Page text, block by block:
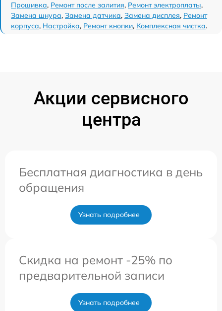
Прошивка, Ремонт после залития, Ремонт электроплаты,
Замена шнура, Замена датчика, Замена дисплея, Ремонт
корпуса, Настройка, Ремонт кнопки, Комплексная чистка.
Акции сервисного
центра
Бесплатная диагностика в день
обращения
Узнать подробнее
Скидка на ремонт -25% по
предварительной записи
Узнать подробнее